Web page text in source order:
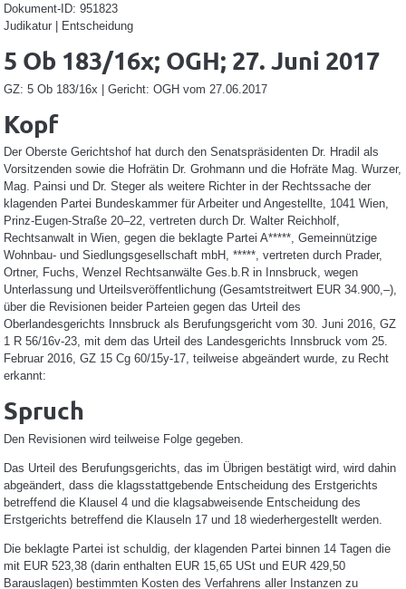
Dokument-ID: 951823
Judikatur | Entscheidung
5 Ob 183/16x; OGH; 27. Juni 2017
GZ: 5 Ob 183/16x | Gericht: OGH vom 27.06.2017
Kopf
Der Oberste Gerichtshof hat durch den Senatspräsidenten Dr. Hradil als
Vorsitzenden sowie die Hofrätin Dr. Grohmann und die Hofräte Mag. Wurzer,
Mag. Painsi und Dr. Steger als weitere Richter in der Rechtssache der
klagenden Partei Bundeskammer für Arbeiter und Angestellte, 1041 Wien,
Prinz-Eugen-Straße 20–22, vertreten durch Dr. Walter Reichholf,
Rechtsanwalt in Wien, gegen die beklagte Partei A*****, Gemeinnützige
Wohnbau- und Siedlungsgesellschaft mbH, *****, vertreten durch Prader,
Ortner, Fuchs, Wenzel Rechtsanwälte Ges.b.R in Innsbruck, wegen
Unterlassung und Urteilsveröffentlichung (Gesamtstreitwert EUR 34.900,–),
über die Revisionen beider Parteien gegen das Urteil des
Oberlandesgerichts Innsbruck als Berufungsgericht vom 30. Juni 2016, GZ
1 R 56/16v-23, mit dem das Urteil des Landesgerichts Innsbruck vom 25.
Februar 2016, GZ 15 Cg 60/15y-17, teilweise abgeändert wurde, zu Recht
erkannt:
Spruch
Den Revisionen wird teilweise Folge gegeben.
Das Urteil des Berufungsgerichts, das im Übrigen bestätigt wird, wird dahin
abgeändert, dass die klagsstattgebende Entscheidung des Erstgerichts
betreffend die Klausel 4 und die klagsabweisende Entscheidung des
Erstgerichts betreffend die Klauseln 17 und 18 wiederhergestellt werden.
Die beklagte Partei ist schuldig, der klagenden Partei binnen 14 Tagen die
mit EUR 523,38 (darin enthalten EUR 15,65 USt und EUR 429,50
Barauslagen) bestimmten Kosten des Verfahrens aller Instanzen zu